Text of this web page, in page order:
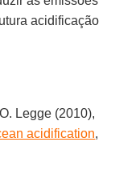
acidificação
Legge (2010),
acidification,